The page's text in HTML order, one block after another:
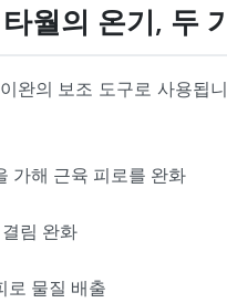
월의 온기, 두
완의 보조 도구로 사용
가해 근육 피로를 완화
림 완화
물질 배출